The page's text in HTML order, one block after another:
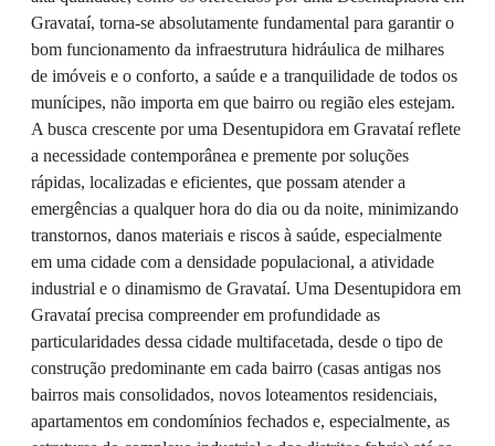
Gravataí, torna-se absolutamente fundamental para garantir o
bom funcionamento da infraestrutura hidráulica de milhares
de imóveis e o conforto, a saúde e a tranquilidade de todos os
munícipes, não importa em que bairro ou região eles estejam.
A busca crescente por uma Desentupidora em Gravataí reflete
a necessidade contemporânea e premente por soluções
rápidas, localizadas e eficientes, que possam atender a
emergências a qualquer hora do dia ou da noite, minimizando
transtornos, danos materiais e riscos à saúde, especialmente
em uma cidade com a densidade populacional, a atividade
industrial e o dinamismo de Gravataí. Uma Desentupidora em
Gravataí precisa compreender em profundidade as
particularidades dessa cidade multifacetada, desde o tipo de
construção predominante em cada bairro (casas antigas nos
bairros mais consolidados, novos loteamentos residenciais,
apartamentos em condomínios fechados e, especialmente, as